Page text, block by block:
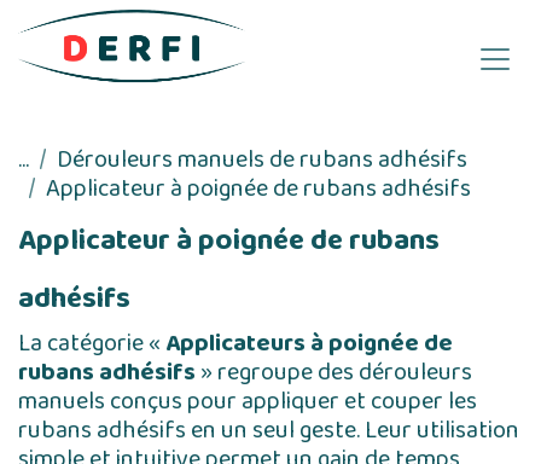
Se rendre au contenu
... Dérouleurs manuels de rubans adhésifs
Applicateur à poignée de rubans adhésifs
Applicateur à poignée de rubans
adhésifs
La catégorie «Applicateurs à poignéede
rubans adhésifs» regroupe des dérouleurs
manuels conçus pour appliquer et couper les
rubans adhésifs en un seul geste. Leur utilisation